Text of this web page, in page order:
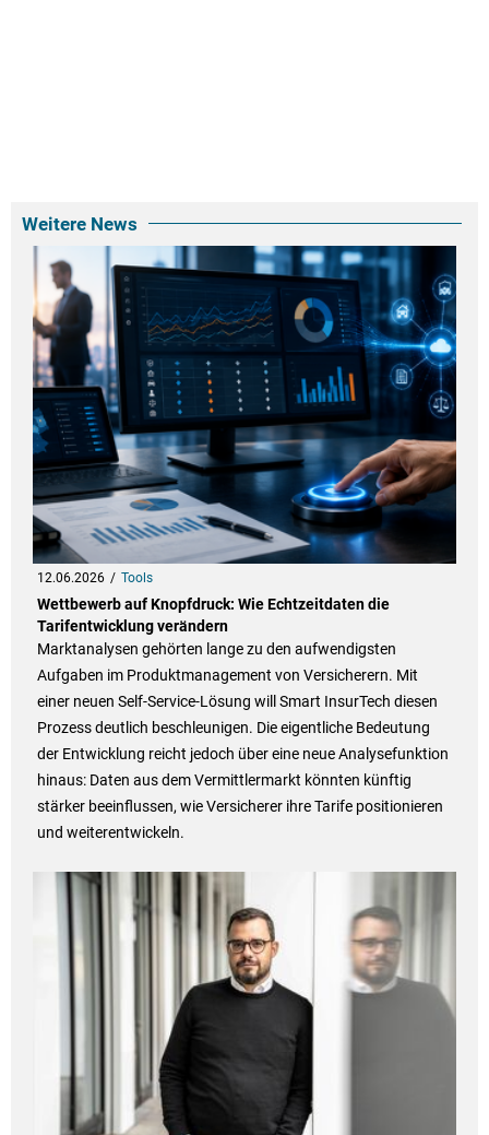
Weitere News
12.06.2026 Tools
Wettbewerb auf Knopfdruck: Wie Echtzeitdaten die
Tarifentwicklung verändern
Marktanalysen gehörten lange zu den aufwendigsten
Aufgaben im Produktmanagement von Versicherern. Mit
einer neuen Self-Service-Lösung will Smart InsurTech diesen
Prozess deutlich beschleunigen. Die eigentliche Bedeutung
der Entwicklung reicht jedoch über eine neue Analysefunktion
hinaus: Daten aus dem Vermittlermarkt könnten künftig
stärker beeinflussen, wie Versicherer ihre Tarife positionieren
und weiterentwickeln.